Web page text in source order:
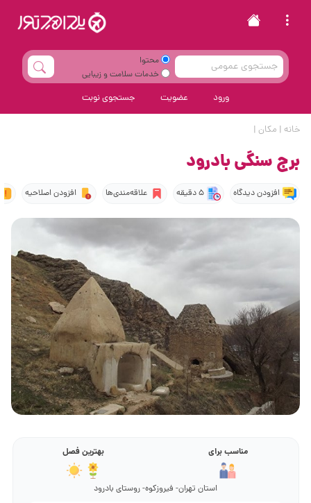
محتوا
خدمات سلامت و زیبایی
ورود عضویت جستجوی نوبت
خانه | مکان |
برج سنگی بادرود
افزودن دیدگاه 5 دقیقه علاقه‌مندی‌ها افزودن اصلاحیه
مناسب برای بهترین فصل
استان تهران- فیروزکوه- روستای بادرود